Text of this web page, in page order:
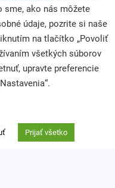
ako nás môžete
údaje, pozrite si naše
na tlačítko „Povoliť
všetkých súborov
upravte preferencie
Prijať všetko